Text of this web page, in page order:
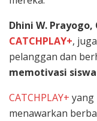
Dhini W.
CATCHPLAY+,
pelanggan dan
memotivasi
CATCHPLAY+ yang
menawarkan